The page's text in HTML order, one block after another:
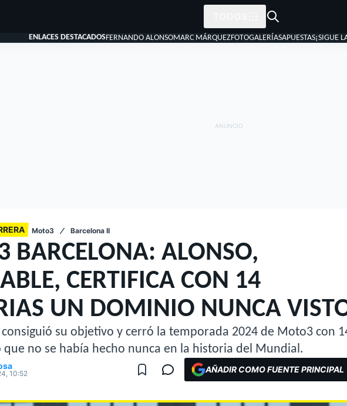
ENLACES DESTACADOSFERNANDO ALONSOMARC MÁRQUEZFOTOGALERÍASAPUESTAS¡SIGUE
Moto3 Barcelona II
BARCELONA: ALONSO,
CERTIFICA CON 14
UN DOMINIO NUNCA
su objetivo y cerró la temporada 2024 de Moto3 con
que no se había hecho nunca en la historia del Mundial.
10:52 AÑADIR COMO FUENTE PRINCIPAL